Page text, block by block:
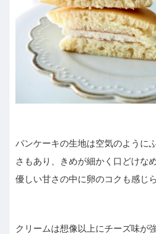
パンケーキの生地は空気のように
さもあり、きめが細かく口どけな
優しい甘さの中に卵のコクも感じ
クリームは想像以上にチーズ味が